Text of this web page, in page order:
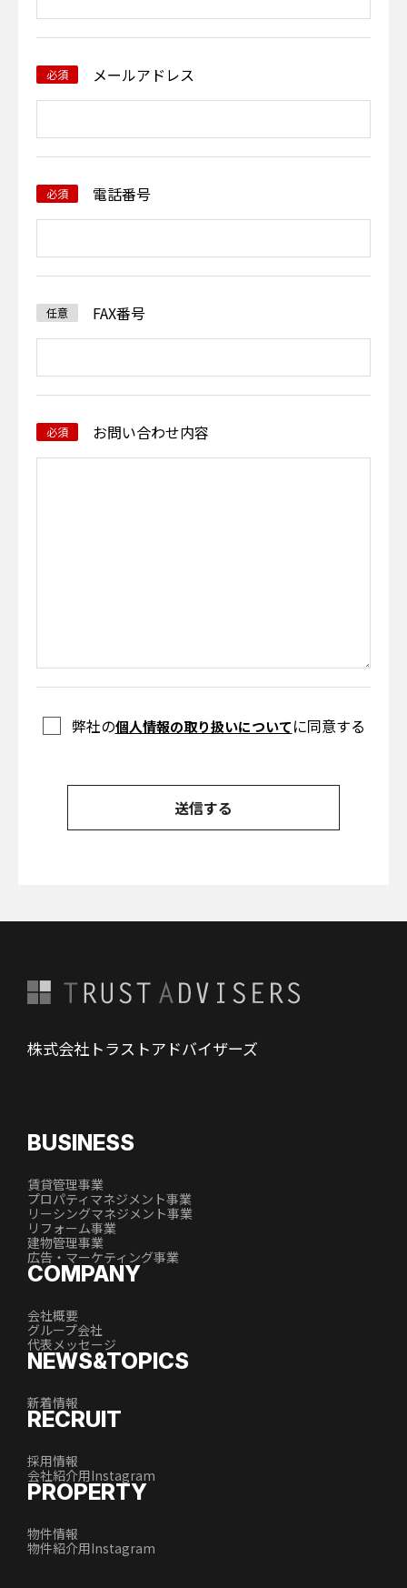
必須 メールアドレス
必須 電話番号
任意 FAX番号
必須 お問い合わせ内容
弊社の個人情報の取り扱いについてに同意する
株式会社トラストアドバイザーズ
BUSINESS
賃貸管理事業
プロパティマネジメント事業
リーシングマネジメント事業
リフォーム事業
建物管理事業
広告・マーケティング事業
COMPANY
会社概要
グループ会社
代表メッセージ
NEWS&TOPICS
新着情報
RECRUIT
採用情報
会社紹介用Instagram
PROPERTY
物件情報
物件紹介用Instagram